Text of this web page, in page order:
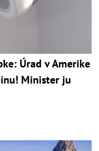
Úrad v Amerike
Minister ju